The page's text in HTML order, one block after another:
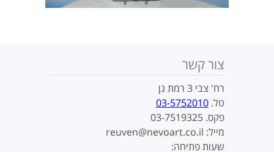
צור קשר
רח' צבי 3 רמת גן
טל.03-5752010
פקס. 03-7519325
מייל: reuven@nevoart.co.il
שעות פתיחה: